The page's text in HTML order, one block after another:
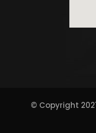
© Copyright